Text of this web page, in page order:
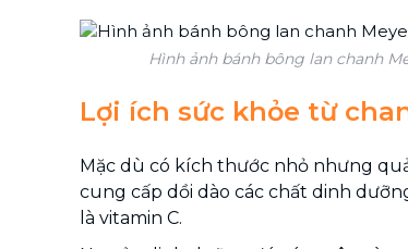
Hình ảnh bánh bông lan chanh
Lợi ích sức khỏe từ
Mặc dù có kích thước nhỏ nhưng
cung cấp dồi dào các chất dinh
là vitamin C.